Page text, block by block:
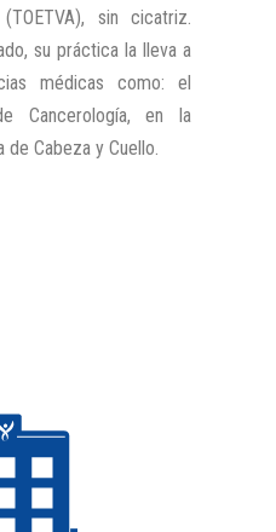
sin cicatriz.
su práctica la lleva a
médicas como: el
Cancerología, en la
de Cabeza y Cuello.